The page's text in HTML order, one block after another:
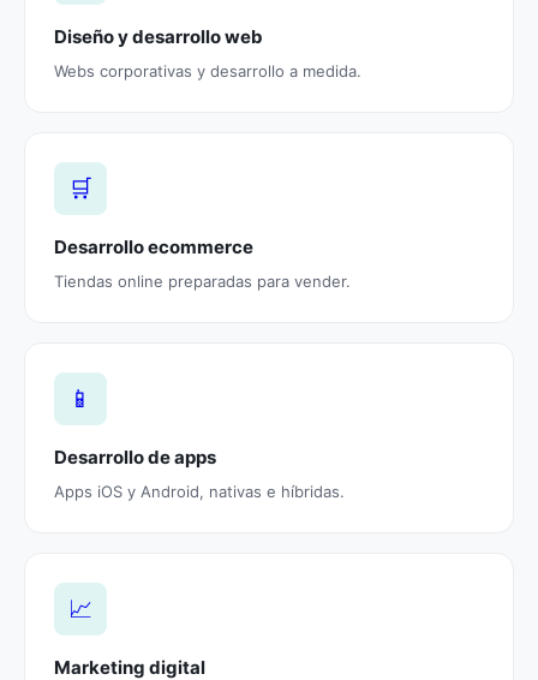
Diseño y desarrollo web
Webs corporativas y desarrollo a medida.
🛒
Desarrollo ecommerce
Tiendas online preparadas para vender.
📱
Desarrollo de apps
Apps iOS y Android, nativas e híbridas.
📈
Marketing digital